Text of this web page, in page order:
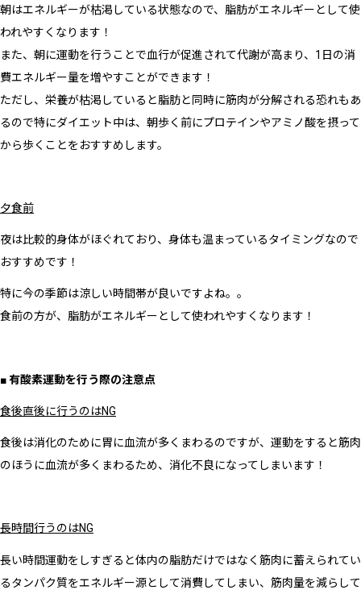
朝はエネルギーが枯渇している状態なので、脂肪がエネルギーとして使
われやすくなります！
また、朝に運動を行うことで血行が促進されて代謝が高まり、1日の消
費エネルギー量を増やすことができます！
ただし、栄養が枯渇していると脂肪と同時に筋肉が分解される恐れもあ
るので特にダイエット中は、朝歩く前にプロテインやアミノ酸を摂って
から歩くことをおすすめします。
夕食前
夜は比較的身体がほぐれており、身体も温まっているタイミングなので
おすすめです！
特に今の季節は涼しい時間帯が良いですよね。。
食前の方が、脂肪がエネルギーとして使われやすくなります！
■ 有酸素運動を行う際の注意点
食後直後に行うのはNG
食後は消化のために胃に血流が多くまわるのですが、運動をすると筋肉
のほうに血流が多くまわるため、消化不良になってしまいます！
長時間行うのはNG
長い時間運動をしすぎると体内の脂肪だけではなく筋肉に蓄えられてい
るタンパク質をエネルギー源として消費してしまい、筋肉量を減らして